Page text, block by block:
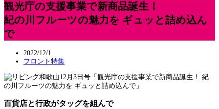
観光庁の支援事業で新商品誕生！
紀の川フルーツの魅力を ギュッと詰め込ん
で
2022/12/1
フロント特集
百貨店と行政がタッグを組んで